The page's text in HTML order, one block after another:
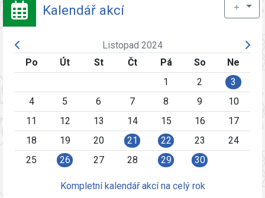
Kalendář akcí ＋
Listopad 2024
Po
Út St Čt Pá So
Ne
1
2
3
4
5 6 7 8 9
10
11
12 13 14 15 16
17
18
19 20 21 22 23
24
25
26 27 28 29 30
Kompletní kalendář akcí na celý rok